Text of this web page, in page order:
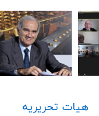
هیات تحریریه